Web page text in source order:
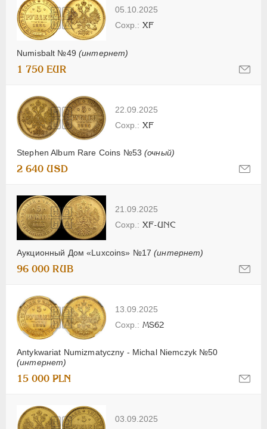
05.10.2025
Numisbalt №49 (интернет)
XF
1 750 EUR
22.09.2025
Stephen Album Rare Coins №53(очный)
XF
2 640 USD
21.09.2025
Аукционный Дом «Luxcoins» №17(интернет)
XF-UNC
96 000 RUB
13.09.2025
Antykwariat Numizmatyczny - Michal Niemczyk №50
(интернет)
MS62
15 000 PLN
03.09.2025